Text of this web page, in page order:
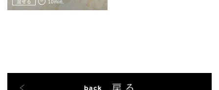
混ぜる 10min.